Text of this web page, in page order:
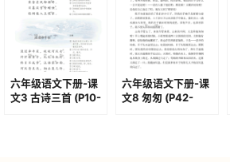
六年级语文下册-课
文3 古诗三首 (P10-
六年级语文下册-课
文8 匆匆 (P42-